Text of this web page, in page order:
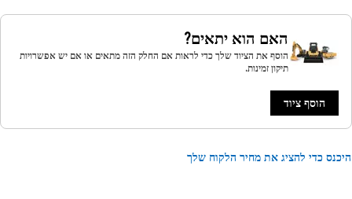
האם הוא יתאים?
הוסף את הציוד שלך כדי לראות אם החלק הזה מתאים או אם יש אפשרויות
תיקון זמינות.
הוסף ציוד
כדי להציג את מחיר הלקוח שלך